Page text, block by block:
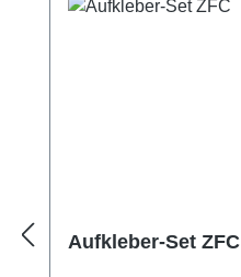
Aufkleber-Set ZFC